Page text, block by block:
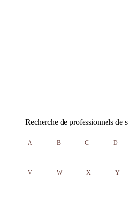
Recherche de professionnels de
A B C D
V W X Y